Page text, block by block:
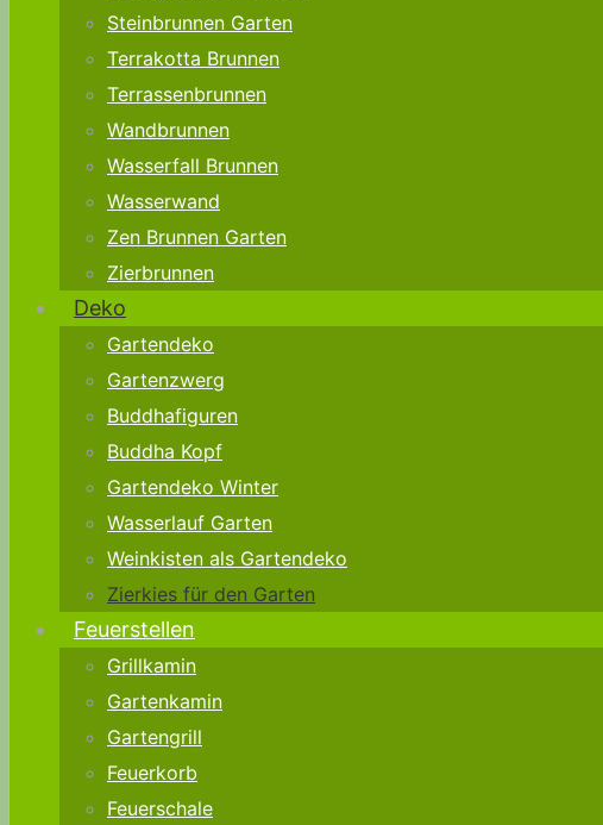
Steinbrunnen Garten
Terrakotta Brunnen
Terrassenbrunnen
Wandbrunnen
Wasserfall Brunnen
Wasserwand
Zen Brunnen Garten
Zierbrunnen
Deko
Gartendeko
Gartenzwerg
Buddhafiguren
Buddha Kopf
Gartendeko Winter
Wasserlauf Garten
Weinkisten als Gartendeko
Zierkies für den Garten
Feuerstellen
Grillkamin
Gartenkamin
Gartengrill
Feuerkorb
Feuerschale